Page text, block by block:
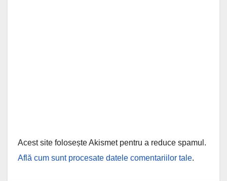
Acest site folosește Akismet pentru a reduce spamul.
Află cum sunt procesate datele comentariilor tale.